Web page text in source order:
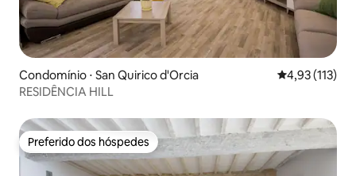
Condomínio ⋅ San Quirico d'Orcia 4,93 de uma
4,93 (113)
RESIDÊNCIA HILL
Preferido dos hóspedes
Preferido dos hóspedes